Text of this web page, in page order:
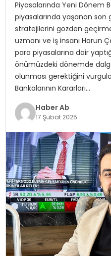
SAĞLIK
MAGAZIN
YAŞAM
Piyasalarında Yeni Dönem
piyasalarında yaşanan son
stratejilerini gözden
uzmanı ve iş insanı Harun
para piyasalarına dair
önümüzdeki dönemde
olunması gerektiğini
Bankalarının Kararları…
Haber Ab
17 Şubat 2025